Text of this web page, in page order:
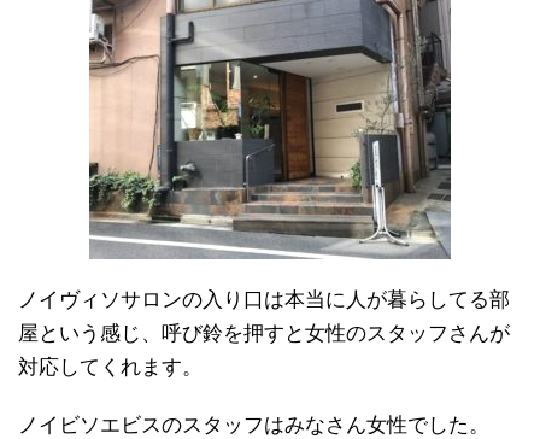
ノイヴィソサロンの入り口は本当に人が暮らしてる部
屋という感じ、呼び鈴を押すと女性のスタッフさんが
対応してくれます。
ノイビソエビスのスタッフはみなさん女性でした。